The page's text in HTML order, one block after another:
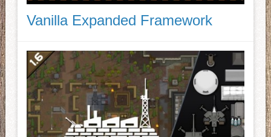
Vanilla Expanded Framework